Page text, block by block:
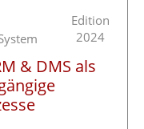
Edition
2024
& DMS als